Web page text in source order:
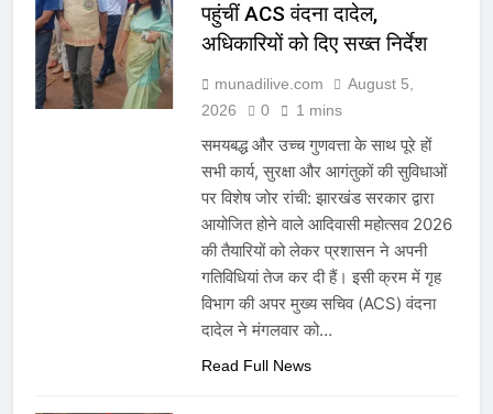
पहुंचीं ACS वंदना दादेल,
अधिकारियों को दिए सख्त निर्देश
munadilive.com
August 5,
2026
0 1 mins
समयबद्ध और उच्च गुणवत्ता के साथ पूरे हों
सभी कार्य, सुरक्षा और आगंतुकों की सुविधाओं
पर विशेष जोर रांची: झारखंड सरकार द्वारा
आयोजित होने वाले आदिवासी महोत्सव 2026
की तैयारियों को लेकर प्रशासन ने अपनी
गतिविधियां तेज कर दी हैं। इसी क्रम में गृह
विभाग की अपर मुख्य सचिव (ACS) वंदना
दादेल ने मंगलवार को…
Read Full News